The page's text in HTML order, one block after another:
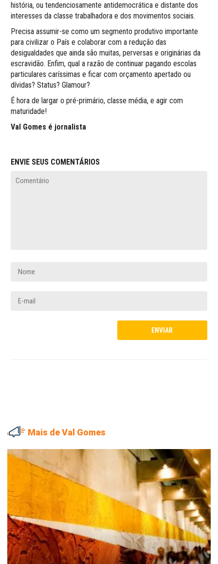
história, ou tendenciosamente antidemocrática e distante dos
interesses da classe trabalhadora e dos movimentos sociais.
Precisa assumir-se como um segmento produtivo importante
para civilizar o País e colaborar com a redução das
desigualdades que ainda são muitas, perversas e originárias da
escravidão. Enfim, qual a razão de continuar pagando escolas
particulares caríssimas e ficar com orçamento apertado ou
dívidas? Status? Glamour?
É hora de largar o pré-primário, classe média, e agir com
maturidade!
Val Gomes é jornalista
ENVIE SEUS COMENTÁRIOS
Mais de Val Gomes